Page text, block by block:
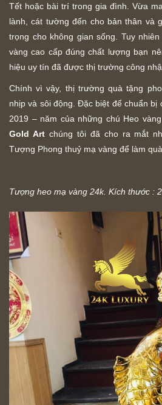
Tết hoặc bài trí trong gia đình. Vừa
lành, cát tường đến cho bản thân và
trọng cho không gian sống. Tuy
vàng cao cấp đúng chất lượng bạn
hiệu uy tín đã được thị trường công
Chính vì vậy, thị trường quà tặng
nhịp và sôi động. Đặc biệt để chuẩn bị
2019 – năm của những chú Heo
Gold Artchúng tôi đã cho ra mắt
Tượng Phong thuỷ mạ vàng để làm
Tượng heo mạ vàng 24k. Kích thước :